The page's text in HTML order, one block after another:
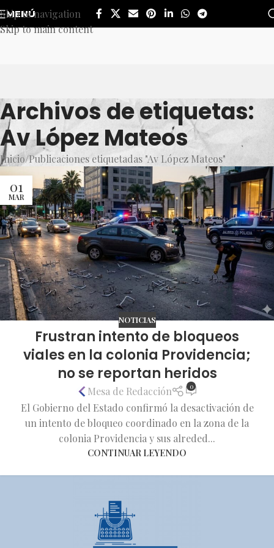
Skip to navigation
Skip to main content
MENÚ
Archivos de etiquetas:
Av López Mateos
Inicio Publicaciones etiquetadas "Av López Mateos"
01
MAR
NOTICIAS
Frustran intento de bloqueos
viales en la colonia Providencia;
no se reportan heridos
Mesa de Redacción 0
El Gobierno del Estado confirmó la desactivación de
un intento de bloqueo coordinado en la zona de la
colonia Providencia y sus alreded...
CONTINUAR LEYENDO